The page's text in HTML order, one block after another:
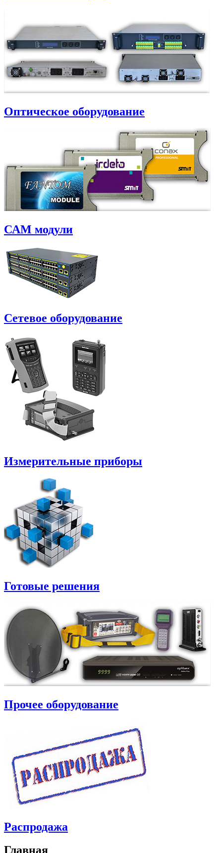
Оптическое оборудование
САM модули
Сетевое оборудование
Измерительные приборы
Готовые решения
Прочее оборудование
Распродажа
Главная